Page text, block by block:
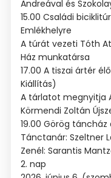
Andreával és
15.00 Családi
Emlékhelyre
A túrát vezeti Tóth
Ház munkatársa
17.00 A tiszai ártér
Kiállítás)
A tárlatot megnyitja
Körmendi Zoltán
19.00 Görög
Tánctanár: Szeltner
Zenél: Sarantis
2. nap